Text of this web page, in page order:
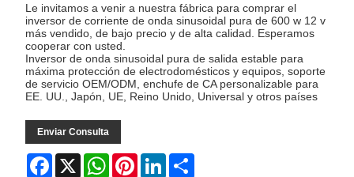
Le invitamos a venir a nuestra fábrica para comprar el
inversor de corriente de onda sinusoidal pura de 600 w 12 v
más vendido, de bajo precio y de alta calidad. Esperamos
cooperar con usted.
Inversor de onda sinusoidal pura de salida estable para
máxima protección de electrodomésticos y equipos, soporte
de servicio OEM/ODM, enchufe de CA personalizable para
EE. UU., Japón, UE, Reino Unido, Universal y otros países
Enviar Consulta
Facebook
X WhatsAppPinterestLinkedIn